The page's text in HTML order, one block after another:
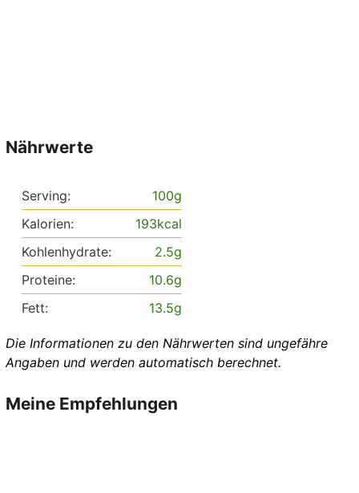
Nährwerte
Serving: 100g
Kalorien:
193kcal
Kohlenhydrate:
2.5g
Proteine:
10.6g
Fett:
13.5g
Die Informationen zu den Nährwerten sind ungefähre
Angaben und werden automatisch berechnet.
Meine Empfehlungen